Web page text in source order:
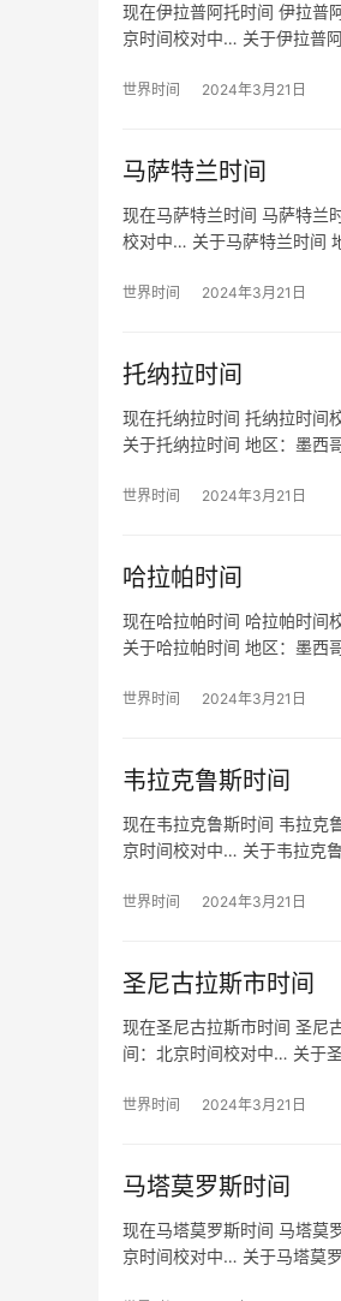
现在伊拉普阿托时间 伊拉普
京时间校对中… 关于伊拉普
世界时间 2024年3月21日
马萨特兰时间
现在马萨特兰时间 马萨特兰
校对中… 关于马萨特兰时间
世界时间 2024年3月21日
托纳拉时间
现在托纳拉时间 托纳拉时
关于托纳拉时间 地区：墨西
世界时间 2024年3月21日
哈拉帕时间
现在哈拉帕时间 哈拉帕时
关于哈拉帕时间 地区：墨西
世界时间 2024年3月21日
韦拉克鲁斯时间
现在韦拉克鲁斯时间 韦拉克
京时间校对中… 关于韦拉克
世界时间 2024年3月21日
圣尼古拉斯市时间
现在圣尼古拉斯市时间 圣尼
间：北京时间校对中… 关于
世界时间 2024年3月21日
马塔莫罗斯时间
现在马塔莫罗斯时间 马塔莫
京时间校对中… 关于马塔莫